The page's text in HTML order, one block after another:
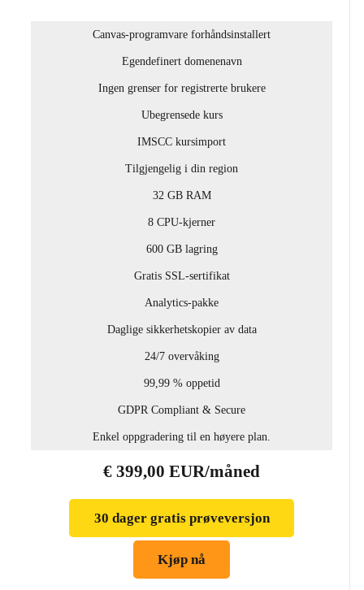
Canvas-programvare forhåndsinstallert
Egendefinert domenenavn
Ingen grenser for registrerte brukere
Ubegrensede kurs
IMSCC kursimport
Tilgjengelig i din region
32 GB RAM
8 CPU-kjerner
600 GB lagring
Gratis SSL-sertifikat
Analytics-pakke
Daglige sikkerhetskopier av data
24/7 overvåking
99,99 % oppetid
GDPR Compliant & Secure
Enkel oppgradering til en høyere plan.
€ 399,00 EUR/måned
30 dager gratis prøveversjon
Kjøp nå